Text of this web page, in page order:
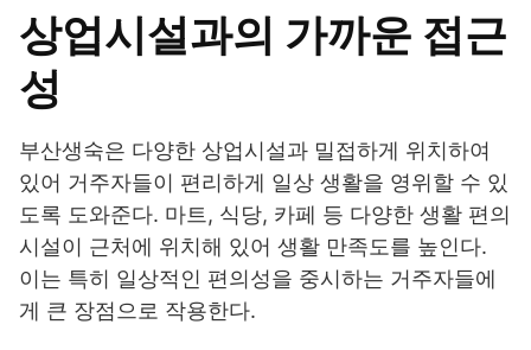
상업시설과의 가까운 접근
성
부산생숙은 다양한 상업시설과 밀접하게 위치하여
있어 거주자들이 편리하게 일상 생활을 영위할 수 있
도록 도와준다. 마트, 식당, 카페 등 다양한 생활 편의
시설이 근처에 위치해 있어 생활 만족도를 높인다.
이는 특히 일상적인 편의성을 중시하는 거주자들에
게 큰 장점으로 작용한다.